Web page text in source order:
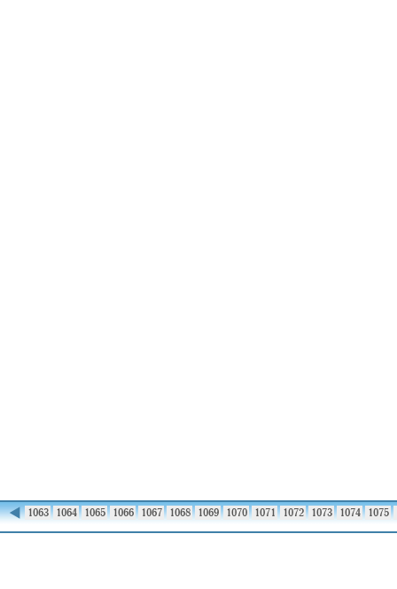
◀ 1063 1064 1065 1066 1067 1068 1069 1070 1071 1072 1073 1074 1075